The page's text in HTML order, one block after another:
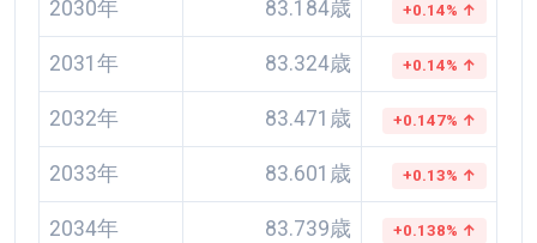
2030年 83.184歳 +0.14% ↑
2031年 83.324歳 +0.14% ↑
2032年 83.471歳 +0.147% ↑
2033年 83.601歳 +0.13% ↑
2034年 83.739歳 +0.138% ↑